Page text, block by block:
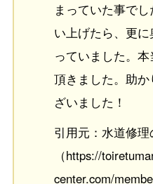
まっていた事で
い上げたら、更
っていました。
頂きました。助
ざいました！
引用元：水道修
（https://
center.com/